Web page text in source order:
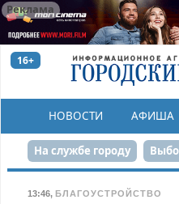
Реклама
16+
НОВОСТИ АФИША
На службе городу
Сталинград в сердце
13:46, БЛАГОУСТРОЙСТВО